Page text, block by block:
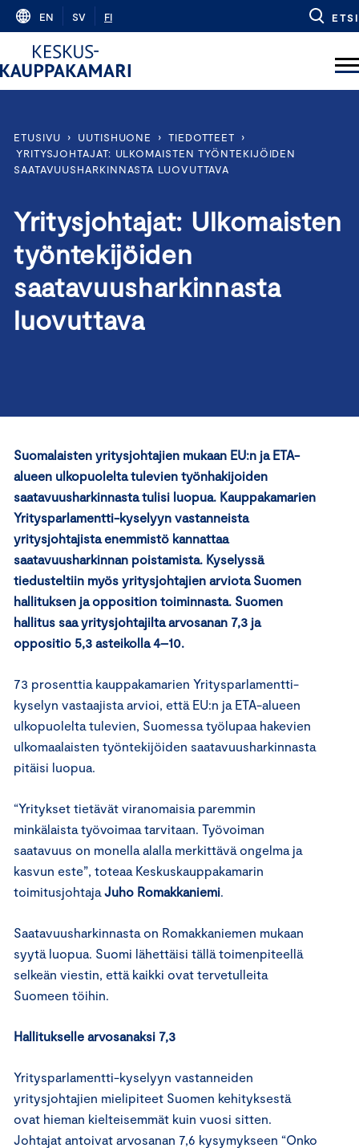
Skip
content
EN SV FI ETSI
ETUSIVU › UUTISHUONE › TIEDOTTEET
›
YRITYSJOHTAJAT: ULKOMAISTEN TYÖNTEKIJÖIDEN
SAATAVUUSHARKINNASTA LUOVUTTAVA
Yritysjohtajat: Ulkomaisten
työntekijöiden
saatavuusharkinnasta
luovuttava
Suomalaisten yritysjohtajien mukaan EU:n ja ETA-
alueen ulkopuolelta tulevien työnhakijoiden
saatavuusharkinnasta tulisi luopua. Kauppakamarien
Yritysparlamentti-kyselyyn vastanneista
yritysjohtajista enemmistö kannattaa
saatavuusharkinnan poistamista. Kyselyssä
tiedusteltiin myös yritysjohtajien arviota Suomen
hallituksen ja opposition toiminnasta. Suomen
hallitus saa yritysjohtajilta arvosanan 7,3 ja
oppositio 5,3 asteikolla 4–10.
73 prosenttia kauppakamarien Yritysparlamentti-
kyselyn vastaajista arvioi, että EU:n ja ETA-alueen
ulkopuolelta tulevien, Suomessa työlupaa hakevien
ulkomaalaisten työntekijöiden saatavuusharkinnasta
pitäisi luopua.
“Yritykset tietävät viranomaisia paremmin
minkälaista työvoimaa tarvitaan. Työvoiman
saatavuus on monella alalla merkittävä ongelma ja
kasvun este”, toteaa Keskuskauppakamarin
toimitusjohtaja Juho Romakkaniemi.
Saatavuusharkinnasta on Romakkaniemen mukaan
syytä luopua. Suomi lähettäisi tällä toimenpiteellä
selkeän viestin, että kaikki ovat tervetulleita
Suomeen töihin.
Hallitukselle arvosanaksi 7,3
Yritysparlamentti-kyselyyn vastanneiden
yritysjohtajien mielipiteet Suomen kehityksestä
ovat hieman kielteisemmät kuin vuosi sitten.
Johtajat antoivat arvosanan 7,6 kysymykseen “Onko